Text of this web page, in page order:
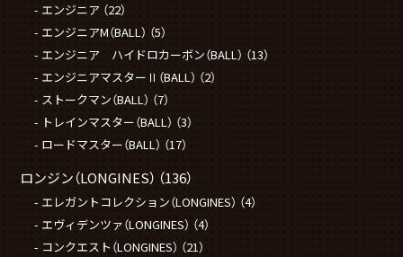
エンジニア （22）
エンジニアM（BALL） （5）
エンジニア ハイドロカーボン（BALL） （13）
エンジニアマスターⅡ（BALL） （2）
ストークマン（BALL） （7）
トレインマスター（BALL） （3）
ロードマスター（BALL） （17）
ロンジン（LONGINES） （136）
エレガントコレクション（LONGINES） （4）
エヴィデンツァ（LONGINES） （4）
コンクエスト（LONGINES） （21）